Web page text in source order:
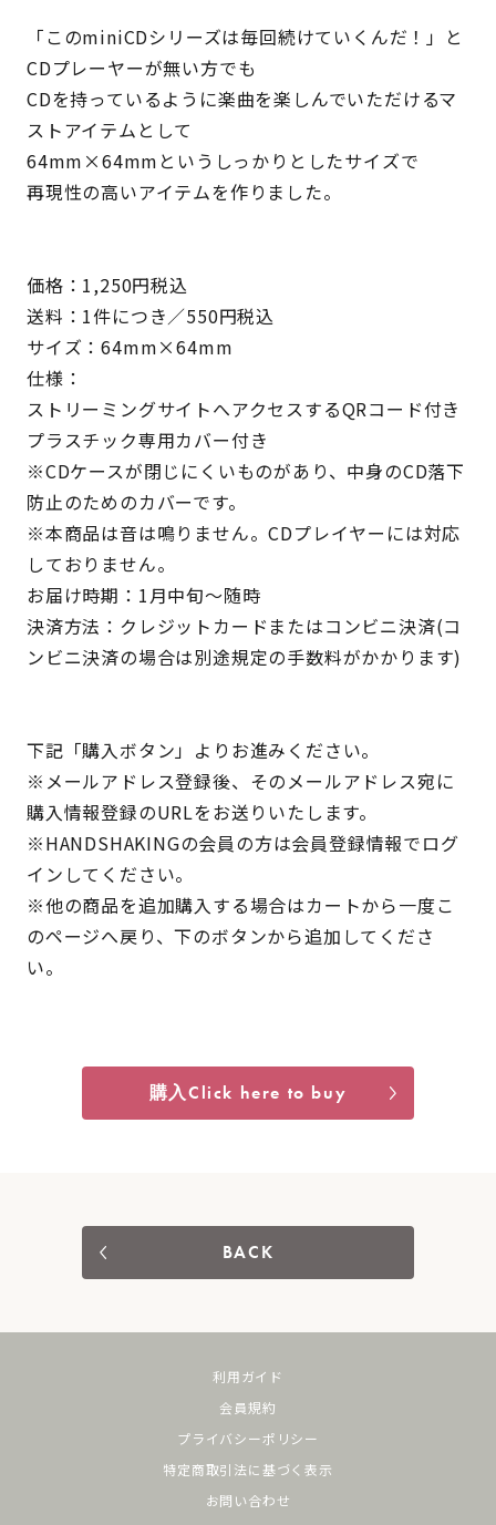
「このminiCDシリーズは毎回続けていくんだ！」と
CDプレーヤーが無い方でも
CDを持っているように楽曲を楽しんでいただけるマ
ストアイテムとして
64mm×64mmというしっかりとしたサイズで
再現性の高いアイテムを作りました。
価格：1,250円税込
送料：1件につき／550円税込
サイズ：64mm×64mm
仕様：
ストリーミングサイトへアクセスするQRコード付き
プラスチック専用カバー付き
※CDケースが閉じにくいものがあり、中身のCD落下
防止のためのカバーです。
※本商品は音は鳴りません。CDプレイヤーには対応
しておりません。
お届け時期：1月中旬〜随時
決済方法：クレジットカードまたはコンビニ決済(コ
ンビニ決済の場合は別途規定の手数料がかかります)
下記「購入ボタン」よりお進みください。
※メールアドレス登録後、そのメールアドレス宛に
購入情報登録のURLをお送りいたします。
※HANDSHAKINGの会員の方は会員登録情報でログ
インしてください。
※他の商品を追加購入する場合はカートから一度こ
のページへ戻り、下のボタンから追加してくださ
い。
購入Click here to buy
BACK
利用ガイド
会員規約
プライバシーポリシー
特定商取引法に基づく表示
お問い合わせ